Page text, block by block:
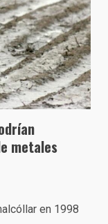
metales
en 1998